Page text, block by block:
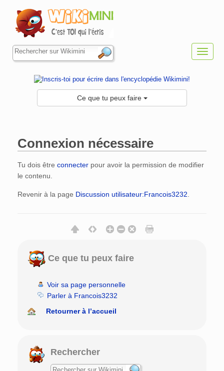
Ce que tu peux faire
Connexion nécessaire
Tu dois être connecter pour avoir la permission de modifier
le contenu.
Revenir à la page Discussion utilisateur:Francois3232
Ce que tu peux faire
Voir sa page personnelle
Parler à Francois3232
Retourner à l’accueil
Rechercher